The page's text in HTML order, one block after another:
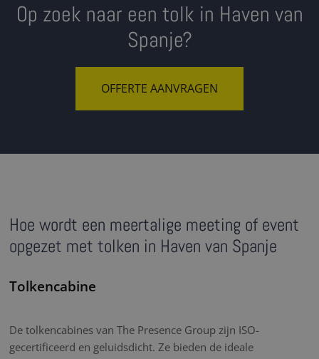
Op zoek naar een tolk in Haven van
Spanje?
OFFERTE AANVRAGEN
Hoe wordt een meertalige meeting of event
opgezet met tolken in Haven van Spanje
Tolkencabine
De tolkencabines van The Presence Group zijn ISO-
gecertificeerd en geluidsdicht. Ze bieden de ideale